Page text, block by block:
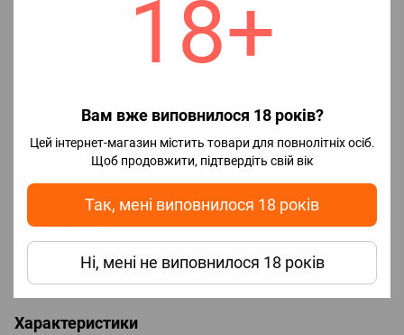
18+
Вам вже виповнилося 18 років?
Цей інтернет-магазин містить товари для повнолітніх осіб.
Щоб продовжити, підтвердіть свій вік
Так, мені виповнилося 18 років
Ні, мені не виповнилося 18 років
Як змішати рідину In Bottle:
1. У флакон ароматизатором залити нікобустер (за потреби)
5 днів, але парити можна одразу.
Характеристики готової рідини:
Об'єм: 30 мл;
Виробник: Малайзія.
Характеристики